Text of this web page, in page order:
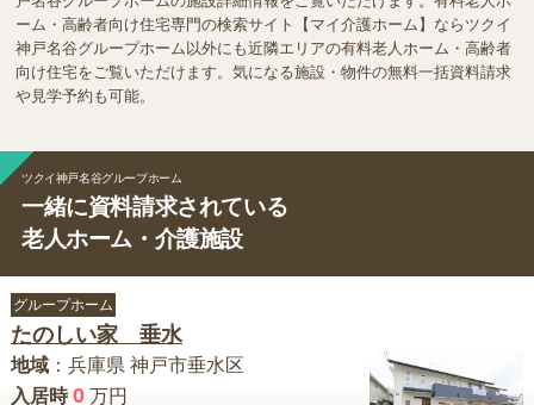
ーム・高齢者向け住宅専門の検索サイト【マイ介護ホーム】ならツクイ
神戸名谷グループホーム以外にも近隣エリアの有料老人ホーム・高齢者
向け住宅をご覧いただけます。気になる施設・物件の無料一括資料請求
や見学予約も可能。
ツクイ神戸名谷グループホーム
一緒に資料請求されている
老人ホーム・介護施設
グループホーム
たのしい家 垂水
地域： 兵庫県 神戸市垂水区
入居時 0万円